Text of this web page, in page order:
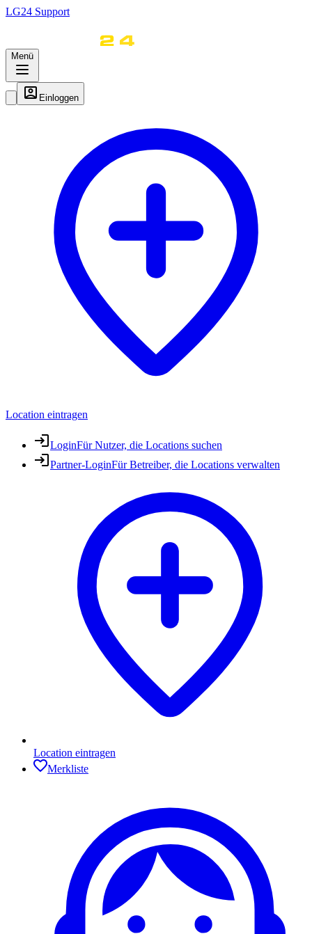
LG24 Support
Menü
Einloggen
Location eintragen
LoginFür Nutzer, die Locations suchen
Partner-LoginFür Betreiber, die Locations verwalten
Location eintragen
Merkliste